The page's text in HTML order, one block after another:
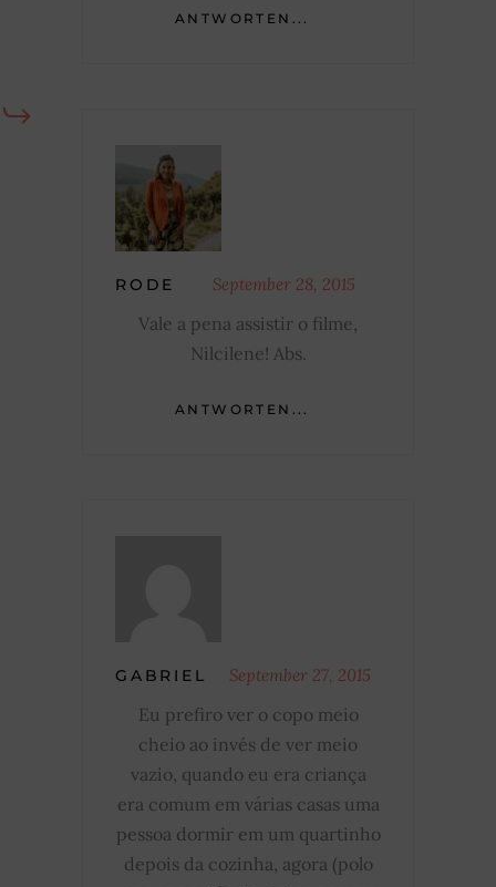
ANTWORTEN...
RODE September 28, 2015
Vale a pena assistir o filme,
Nilcilene! Abs.
ANTWORTEN...
GABRIEL September 27, 2015
Eu prefiro ver o copo meio
cheio ao invés de ver meio
vazio, quando eu era criança
era comum em várias casas uma
pessoa dormir em um quartinho
depois da cozinha, agora (polo